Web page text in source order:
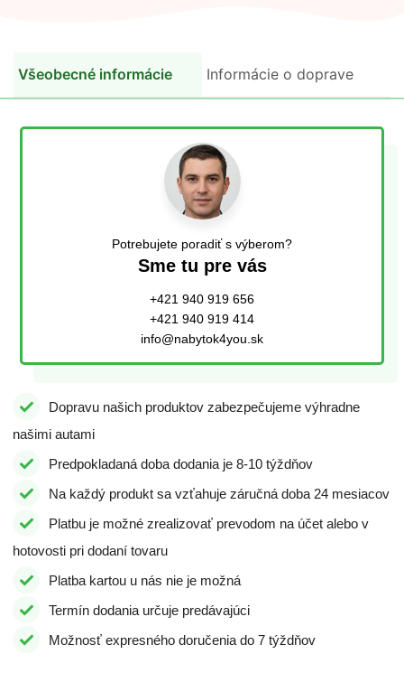
Všeobecné informácie Informácie o doprave
Potrebujete poradiť s výberom?
Sme tu pre vás
+421 940 919 656
+421 940 919 414
info@nabytok4you.sk
Dopravu našich produktov zabezpečujeme výhradne
našimi autami
Predpokladaná doba dodania je 8-10 týždňov
Na každý produkt sa vzťahuje záručná doba 24 mesiacov
Platbu je možné zrealizovať prevodom na účet alebo v
hotovosti pri dodaní tovaru
Platba kartou u nás nie je možná
Termín dodania určuje predávajúci
Možnosť expresného doručenia do 7 týždňov